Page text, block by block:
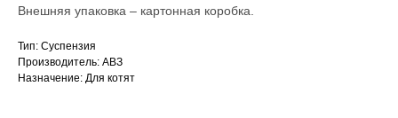
Внешняя упаковка – картонная коробка.
Тип: Суспензия
Производитель: АВЗ
Назначение: Для котят